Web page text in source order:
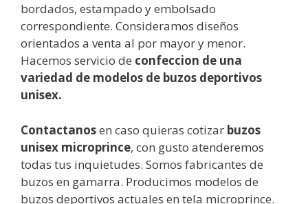
bordados, estampado y embolsado
correspondiente. Consideramos diseños
orientados a venta al por mayor y menor.
Hacemos servicio de confeccion de una
variedad de modelos de buzos deportivos
unisex.
Contactanosen caso quieras cotizar buzos
unisex microprince, con gusto atenderemos
todas tus inquietudes. Somos fabricantes de
buzos en gamarra. Producimos modelos de
buzos deportivos actuales en tela microprince.